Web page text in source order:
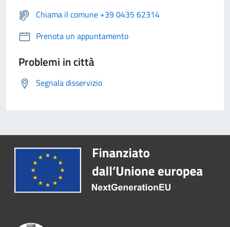
Chiama il comune +39 0435 62314
Prenota un appuntamento
Problemi in città
Segnala disservizio